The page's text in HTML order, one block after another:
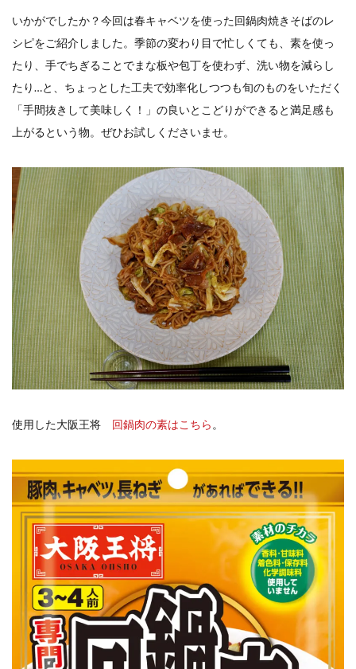
いかがでしたか？今回は春キャベツを使った回鍋肉焼きそばのレ
シピをご紹介しました。季節の変わり目で忙しくても、素を使っ
たり、手でちぎることでまな板や包丁を使わず、洗い物を減らし
たり…と、ちょっとした工夫で効率化しつつも旬のものをいただく
「手間抜きして美味しく！」の良いとこどりができると満足感も
上がるという物。ぜひお試しくださいませ。
使用した大阪王将 回鍋肉の素はこちら 。